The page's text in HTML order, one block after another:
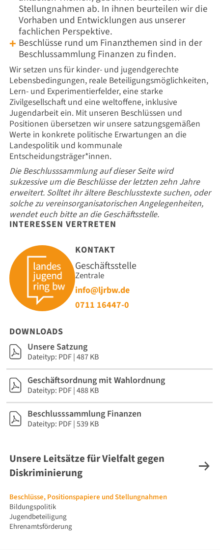
INTERESSEN VERTRETEN
Navigation
überspringen
Beschlüsse, Positionspapiere und Stellungnahmen
Bildungspolitik
Jugendbeteiligung
Ehrenamtsförderung
KONTAKT
Geschäftsstelle
Zentrale
info@ljrbw.de
0711 16447-0
DOWNLOADS
Unsere Satzung
Dateityp: PDF | 487 KB
Geschäftsordnung mit Wahlordnung
Dateityp: PDF | 488 KB
Beschlusssammlung Finanzen
Dateityp: PDF | 539 KB
Unsere Leitsätze für Vielfalt gegen
Diskriminierung
Stellungnahmen ab. In ihnen beurteilen wir die
Vorhaben und Entwicklungen aus unserer
fachlichen Perspektive.
Beschlüsse rund um Finanzthemen sind in der
Beschlussammlung Finanzen zu finden.
Wir setzen uns für kinder- und jugendgerechte
Lebensbedingungen, reale Beteiligungsmöglichkeiten,
Lern- und Experimentierfelder, eine starke
Zivilgesellschaft und eine weltoffene, inklusive
Jugendarbeit ein. Mit unseren Beschlüssen und
Positionen übersetzen wir unsere satzungsgemäßen
Werte in konkrete politische Erwartungen an die
Landespolitik und kommunale
Entscheidungsträger*innen.
Die Beschlusssammlung auf dieser Seite wird
sukzessive um die Beschlüsse der letzten zehn Jahre
erweitert. Solltet ihr ältere Beschlusstexte suchen, oder
solche zu vereinsorganisatorischen Angelegenheiten,
wendet euch bitte an die Geschäftsstelle.